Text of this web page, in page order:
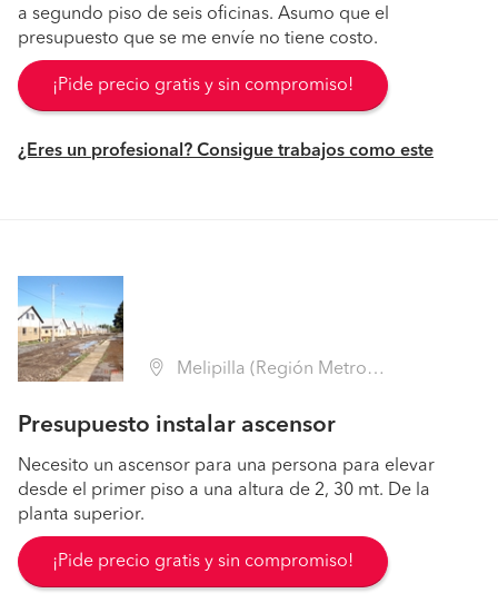
a segundo piso de seis oficinas. Asumo que el
presupuesto que se me envíe no tiene costo.
¡Pide precio gratis y sin compromiso!
¿Eres un profesional? Consigue trabajos como este
Melipilla (Región Metropolitana - Melipilla)
Presupuesto instalar ascensor
Necesito un ascensor para una persona para elevar
desde el primer piso a una altura de 2, 30 mt. De la
planta superior.
¡Pide precio gratis y sin compromiso!